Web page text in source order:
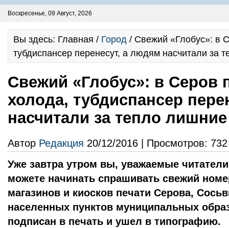
Воскресенье, 09 Август, 2026
Вы здесь: Главная / Город / Свежий «Глобус»: в
тубдиспансер перенесут, а людям насчитали за
Свежий «Глобус»: в Серов
холода, тубдиспансер
насчитали за тепло
Автор Редакция 20/12/2016 | Просмотров: 732
Уже завтра утром вы, уважаемые читатели
можете начинать спрашивать свежий
магазинов и киоcков печати Серова,
населенных пунктов муниципальных
подписан в печать и ушел в типографию.